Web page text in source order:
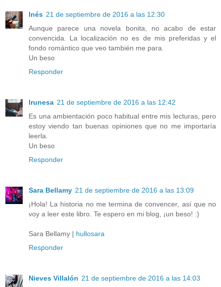
Inés 21 de septiembre de 2016 a las 12:30
Aunque parece una novela bonita, no acabo de estar
convencida. La localización no es de mis preferidas y el
fondo romántico que veo también me para.
Un beso
Responder
Irunesa 21 de septiembre de 2016 a las 12:42
Es una ambientación poco habitual entre mis lecturas, pero
estoy viendo tan buenas opiniones que no me importaría
leerla.
Un beso
Responder
Sara Bellamy 21 de septiembre de 2016 a las 13:09
¡Hola! La historia no me termina de convencer, así que no
voy a leer este libro. Te espero en mi blog, ¡un beso! :)
Sara Bellamy | hullosara
Responder
Nieves Villalón 21 de septiembre de 2016 a las 14:03